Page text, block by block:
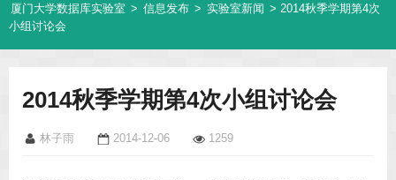
厦门大学数据库实验室 > 信息发布 > 实验室新闻 > 2014秋季学期第4次
小组讨论会
2014秋季学期第4次小组讨论会
林子雨 2014-12-06 1259